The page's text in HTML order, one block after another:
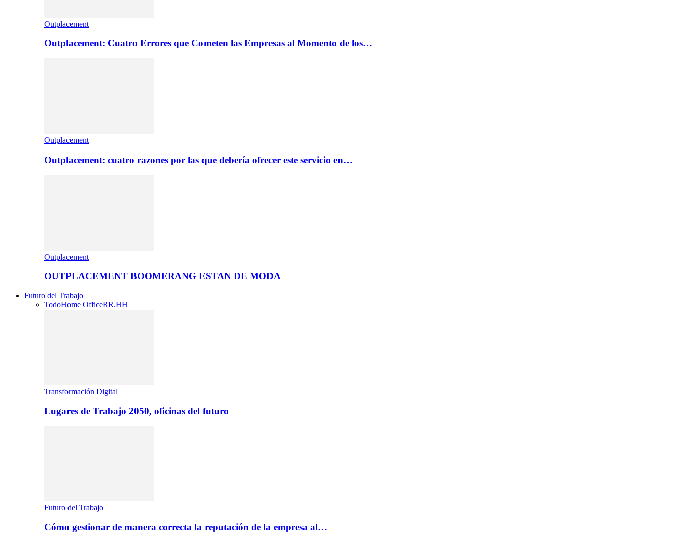
Outplacement
Outplacement: Cuatro Errores que Cometen las Empresas al Momento de los…
Outplacement
Outplacement: cuatro razones por las que debería ofrecer este servicio en…
Outplacement
OUTPLACEMENT BOOMERANG ESTAN DE MODA
Futuro del Trabajo
TodoHome OfficeRR.HH
Transformación Digital
Lugares de Trabajo 2050, oficinas del futuro
Futuro del Trabajo
Cómo gestionar de manera correcta la reputación de la empresa al…